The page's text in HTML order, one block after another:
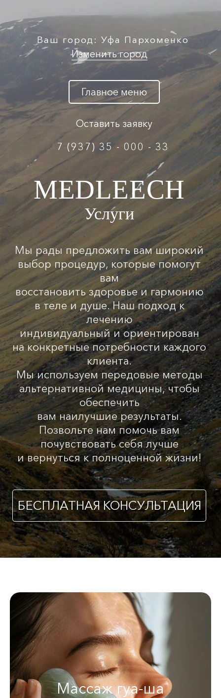
Ваш город: Уфа Пархоменко
Изменить город
Главное меню
Оставить заявку
7 (937) 35 - 000 - 33
MEDLEECH
Услуги
Мы рады предложить вам широкий
выбор процедур, которые помогут
вам
восстановить здоровье и гармонию
в теле и душе. Наш подход к
лечению
индивидуальный и ориентирован
на конкретные потребности каждого
клиента.
Мы используем передовые методы
альтернативной медицины, чтобы
обеспечить
вам наилучшие результаты.
Позвольте нам помочь вам
почувствовать себя лучше
и вернуться к полноценной жизни!
БЕСПЛАТНАЯ КОНСУЛЬТАЦИЯ
Массаж гуа-ша